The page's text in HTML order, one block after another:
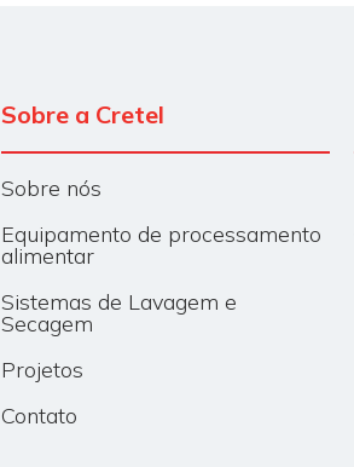
Sobre a Cretel
Sobre nós
Equipamento de processamento
alimentar
Sistemas de Lavagem e
Secagem
Projetos
Contato